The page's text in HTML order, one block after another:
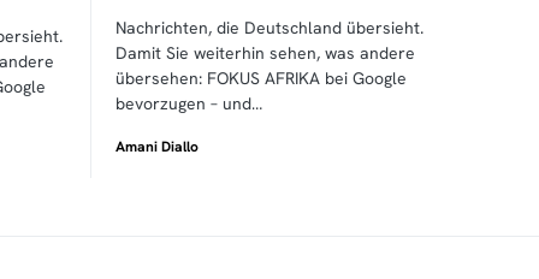
Nachrichten, die Deutschland übersieht.
Damit Sie weiterhin sehen, was andere
übersehen: FOKUS AFRIKA bei Google
bevorzugen – und…
Amani Diallo